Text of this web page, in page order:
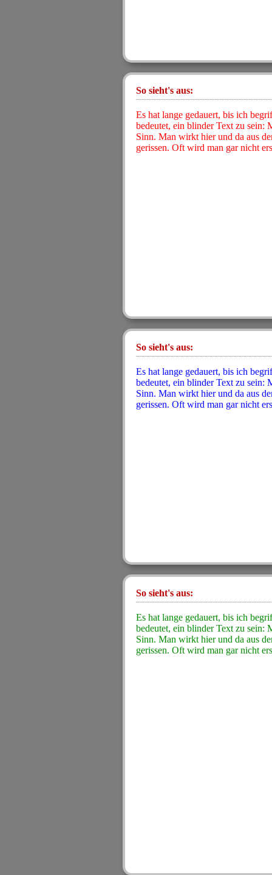
So sieht's aus:
Es hat lange gedauert, bis ich
bedeutet, ein blinder Text zu sein:
Sinn. Man wirkt hier und da aus
gerissen. Oft wird man gar nicht
So sieht's aus:
Es hat lange gedauert, bis ich
bedeutet, ein blinder Text zu sein:
Sinn. Man wirkt hier und da aus
gerissen. Oft wird man gar nicht
So sieht's aus:
Es hat lange gedauert, bis ich
bedeutet, ein blinder Text zu sein:
Sinn. Man wirkt hier und da aus
gerissen. Oft wird man gar nicht